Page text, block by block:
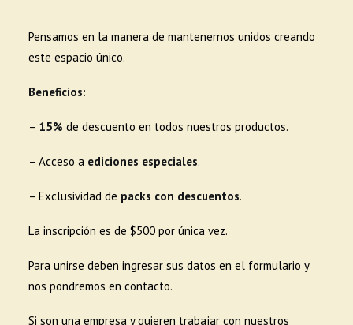
Pensamos en la manera de mantenernos unidos creando
este espacio único.
Beneficios:
– 15% de descuento en todos nuestros productos.
– Acceso a ediciones especiales.
– Exclusividad de packs con descuentos.
La inscripción es de $500 por única vez.
Para unirse deben ingresar sus datos en el formulario y
nos pondremos en contacto.
Si son una empresa y quieren trabajar con nuestros